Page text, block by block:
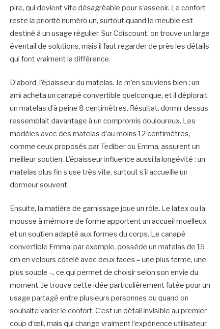
pire, qui devient vite désagréable pour s’asseoir. Le confort
reste la priorité numéro un, surtout quand le meuble est
destiné à un usage régulier. Sur Cdiscount, on trouve un large
éventail de solutions, mais il faut regarder de près les détails
qui font vraiment la différence.
D’abord, l’épaisseur du matelas. Je m’en souviens bien : un
ami acheta un canapé convertible quelconque, et il déplorait
un matelas d’à peine 8 centimètres. Résultat, dormir dessus
ressemblait davantage à un compromis douloureux. Les
modèles avec des matelas d’au moins 12 centimètres,
comme ceux proposés par Tediber ou Emma, assurent un
meilleur soutien. L’épaisseur influence aussi la longévité : un
matelas plus fin s’use très vite, surtout s’il accueille un
dormeur souvent.
Ensuite, la matière de garnissage joue un rôle. Le latex ou la
mousse à mémoire de forme apportent un accueil moelleux
et un soutien adapté aux formes du corps. Le canapé
convertible Emma, par exemple, possède un matelas de 15
cm en velours côtelé avec deux faces – une plus ferme, une
plus souple –, ce qui permet de choisir selon son envie du
moment. Je trouve cette idée particulièrement futée pour un
usage partagé entre plusieurs personnes ou quand on
souhaite varier le confort. C’est un détail invisible au premier
coup d’œil, mais qui change vraiment l’expérience utilisateur.